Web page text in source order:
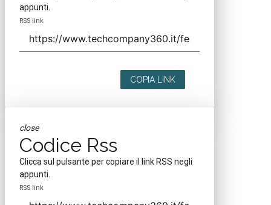
appunti.
RSS link
COPIA LINK
close
Codice Rss
Clicca sul pulsante per copiare il link RSS negli
appunti.
RSS link